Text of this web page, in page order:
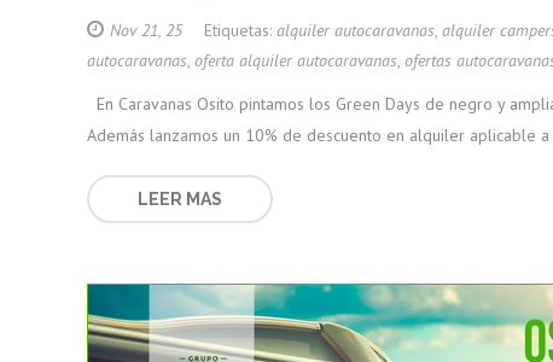
Nov 21, 25Etiquetas: alquiler autocaravanas, alquiler
autocaravanas, oferta alquiler autocaravanas, ofertas
En Caravanas Osito pintamos los Green Days de negro y
Además lanzamos un 10% de descuento en alquiler aplicable
LEER MAS